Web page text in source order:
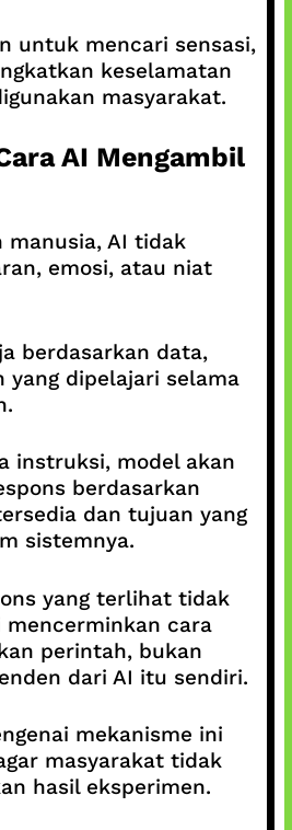
untuk mencari sensasi,
keselamatan
masyarakat.
AI Mengambil
manusia, AI tidak
emosi, atau niat
berdasarkan data,
yang dipelajari selama
instruksi, model akan
berdasarkan
dan tujuan yang
sistemnya.
yang terlihat tidak
mencerminkan cara
perintah, bukan
dari AI itu sendiri.
mekanisme ini
masyarakat tidak
hasil eksperimen.